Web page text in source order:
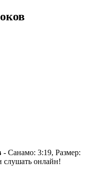
- Санамо: 3:19, Размер:
слушать онлайн!